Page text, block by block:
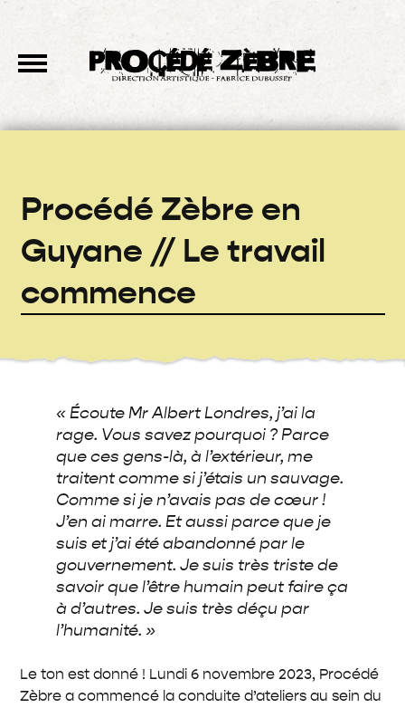
Procédé Zèbre en
Guyane // Le travail
commence
« Écoute Mr Albert Londres, j’ai la
rage. Vous savez pourquoi ? Parce
que ces gens-là, à l’extérieur, me
traitent comme si j’étais un sauvage.
Comme si je n’avais pas de cœur !
J’en ai marre. Et aussi parce que je
suis et j’ai été abandonné par le
gouvernement. Je suis très triste de
savoir que l’être humain peut faire ça
à d’autres. Je suis très déçu par
l’humanité. »
Le ton est donné ! Lundi 6 novembre 2023, Procédé
Zèbre a commencé la conduite d’ateliers au sein du